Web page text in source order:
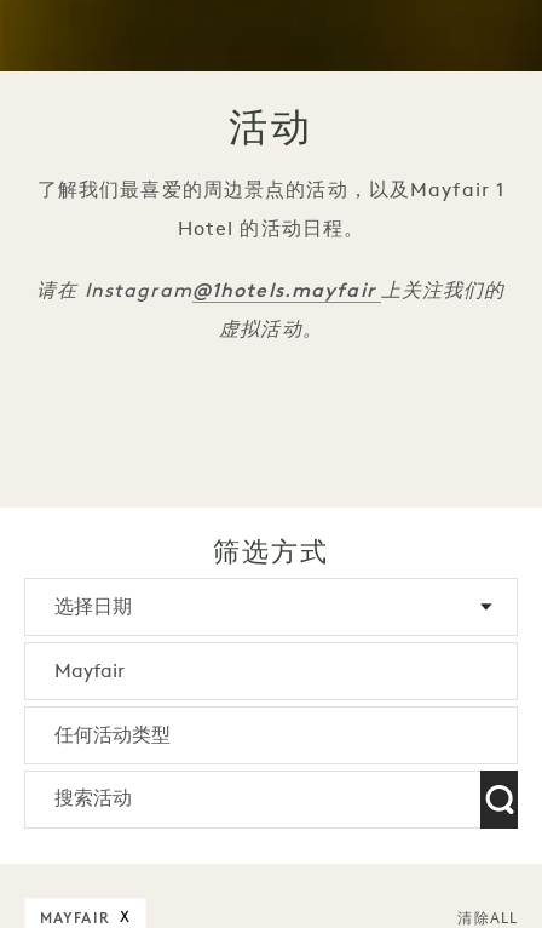
活动
了解我们最喜爱的周边景点的活动，以及Mayfair 1
Hotel 的活动日程。
请在 Instagram@1hotels.mayfair 上关注我们的
虚拟活动。
筛选方式
MAYFAIR X 清除ALL